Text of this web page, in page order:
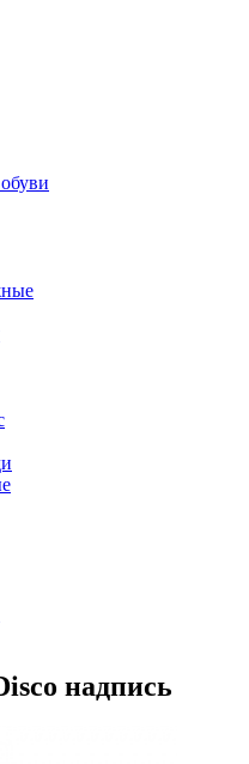
надпись